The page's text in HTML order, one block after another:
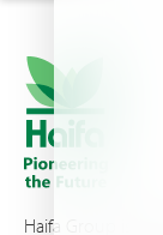
Haifa Group is a